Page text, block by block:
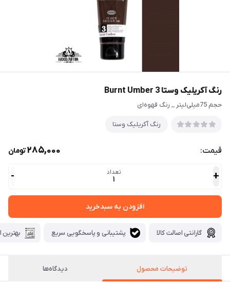
رنگ آکریلیک وستا Burnt Umber 3
حجم 75میلی‌لیتر _ رنگ قهوه‌ای
رنگ آکریلیک وستا
قیمت: 285,000تومان
+ تعداد
1
-
افزودن به سبدخرید
گارانتی اصالت کالا پشتیبانی و پاسخگویی سریع بهترین
توضیحات محصول دیدگاه‌ها